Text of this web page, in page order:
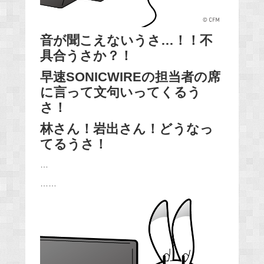
音が聞こえないうさ…！！不
具合うさか？！
早速SONICWIREの担当者の席
に言って文句いってくるう
さ！
林さん！岩出さん！どうなっ
てるうさ！
…
……